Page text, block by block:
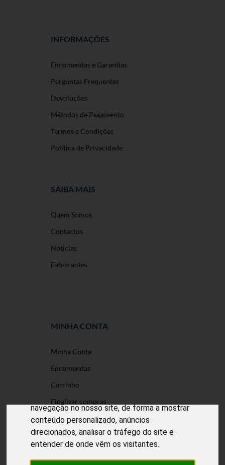
Utilizamos cookies e outras tecnologias de
navegação no nosso site, de forma a mostrar
conteúdo personalizado, anúncios
direcionados, analisar o tráfego do site e
entender de onde vêm os visitantes.
INFORMAÇÕES
Encomendas e Garantias
Perguntas Frequentes
Devoluções
Métodos de Pagamento
Termos e Condições
Política de Privacidade
SAIBA MAIS
Quem Somos
Contactos
Notícias
Fabricantes
MINHA CONTA
Minha Conta
Encomendas
Carrinho
Finalizar compras
Desenvolvido porPuxe Negócios
@2022 Incomedicura. Todos os direitos